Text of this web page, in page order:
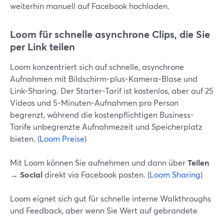
weiterhin manuell auf Facebook hochladen.
Loom für schnelle asynchrone Clips, die Sie
per Link teilen
Loom konzentriert sich auf schnelle, asynchrone
Aufnahmen mit Bildschirm-plus-Kamera-Blase und
Link-Sharing. Der Starter-Tarif ist kostenlos, aber auf 25
Videos und 5-Minuten-Aufnahmen pro Person
begrenzt, während die kostenpflichtigen Business-
Tarife unbegrenzte Aufnahmezeit und Speicherplatz
bieten. (Loom Preise)
Mit Loom können Sie aufnehmen und dann überTeilen
→ Socialdirekt via Facebook posten. (Loom Sharing)
Loom eignet sich gut für schnelle interne Walkthroughs
und Feedback, aber wenn Sie Wert auf gebrandete